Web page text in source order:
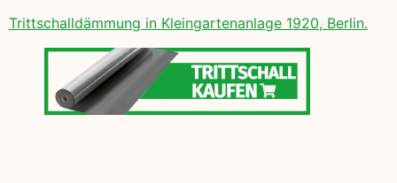
Trittschalldämmung in Kleingartenanlage 1920, Berlin.